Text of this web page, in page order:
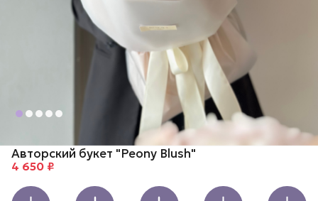
Авторский букет "Peony Blush"
4 650 ₽